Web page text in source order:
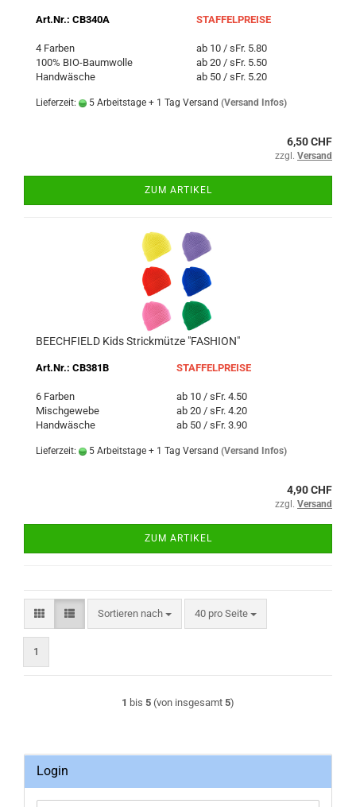
Art.Nr.: CB340A STAFFELPREISE
4 Farben
ab 10 / sFr. 5.80
100% BIO-Baumwolle
ab 20 / sFr. 5.50
Handwäsche
ab 50 / sFr. 5.20
Lieferzeit: 5 Arbeitstage + 1 Tag Versand (Versand Infos)
6,50 CHF
zzgl. Versand
ZUM ARTIKEL
BEECHFIELD Kids Strickmütze "FASHION"
Art.Nr.: CB381B STAFFELPREISE
6 Farben
ab 10 / sFr. 4.50
Mischgewebe
ab 20 / sFr. 4.20
Handwäsche
ab 50 / sFr. 3.90
Lieferzeit: 5 Arbeitstage + 1 Tag Versand (Versand Infos)
4,90 CHF
zzgl. Versand
ZUM ARTIKEL
Sortieren nach
Sortieren nach 40 pro Seite
pro Seite
1
1 bis 5 (von insgesamt 5)
Login